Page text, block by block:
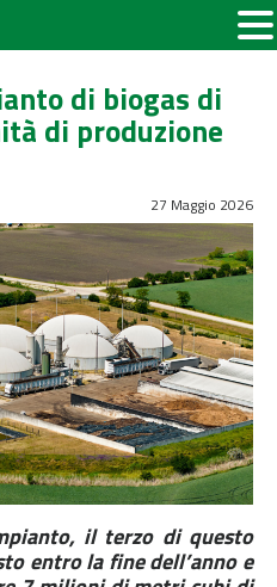
di biogas di
di produzione
27 Maggio 2026
il terzo di questo
entro la fine dell’anno e